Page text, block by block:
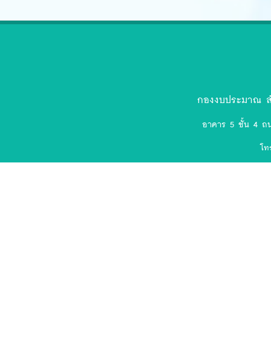
(75).png
กองงบประมาณ
อาคาร 5 ชั้น 4 ถ
โ